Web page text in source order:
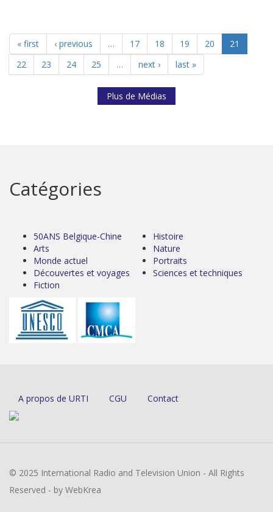
« first ‹ previous … 17 18 19 20
21
22
23 24 25 … next › last »
Plus de Médias
Catégories
50ANS Belgique-Chine
Arts
Monde actuel
Découvertes et voyages
Fiction
Histoire
Nature
Portraits
Sciences et techniques
A propos de URTI CGU Contact
© 2025 International Radio and Television Union - All Rights
Reserved - by WebKrea